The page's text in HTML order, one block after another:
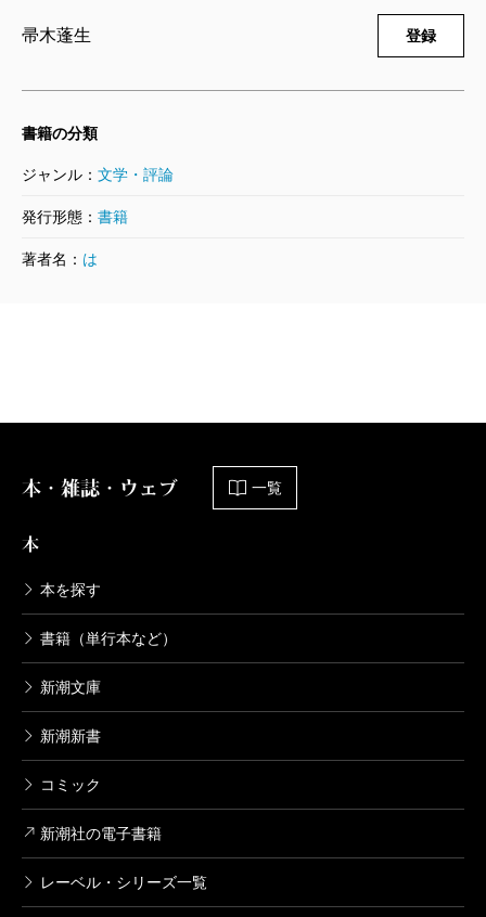
一九三六年」）、四代目・野北健が外科医としてボス
トンの医療センターに留学し、医療保険が充実してい
凝視していく。
たとえば、（5）「病歴 二〇〇三年」は、三代目伸
二が講演の形をとりながら有名人の病気の原因を探る
のMとの中学時代の運動会を回想する（9）「二人三
脚 一九九二年」は、スポーツ小説的で躍動感豊か。
最終章（10）「パンデミック 二〇一九―二一年」で
でも、やはり強烈な印象を残すのは、太平洋戦争を
院 一九四三―四五年」と（8）「復員 一九四七年」
だろう。前者はルソン島の兵站病院で生き残った宏一
の体験記であり、後者は宏一の命を救ってくれた加藤
中尉の遺族に会いにいく話である。南方戦線の話は前
記の『蛍の航跡』に詳しいので、「兵站病院」では、
作者が影響をうけた大岡昇平ばりに事実だけを淡々と
帚木蓬生 登録
書籍の分類
ジャンル： 文学・評論
発行形態： 書籍
著者名： は
本・雑誌・ウェブ 一覧
本
本を探す
書籍（単行本など）
新潮文庫
新潮新書
コミック
新潮社の電子書籍
レーベル・シリーズ一覧